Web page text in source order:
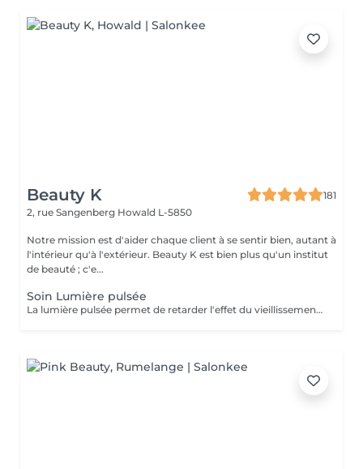
Beauty K
181
2, rue Sangenberg Howald L-5850
Notre mission est d'aider chaque client à se sentir bien, autant à
l'intérieur qu'à l'extérieur. Beauty K est bien plus qu'un institut
de beauté ; c'e...
Soin Lumière pulsée
La lumière pulsée permet de retarder l'effet du vieillissement cutané. Ce soin photo rajeunissant transforme la lumière en chaleur ce qui stimule la génération de collagène et d'élastines. ATTENTION - Ne pas être sous traitement médicamenteux photo sensibilisant au moment du traitement.